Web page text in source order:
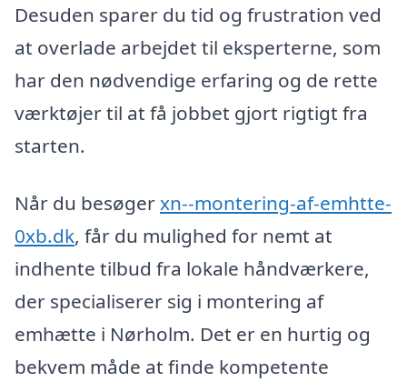
Desuden sparer du tid og frustration ved
at overlade arbejdet til eksperterne, som
har den nødvendige erfaring og de rette
værktøjer til at få jobbet gjort rigtigt fra
starten.
Når du besøgerxn--montering-af-emhtte-
0xb.dk, får du mulighed for nemt at
indhente tilbud fra lokale håndværkere,
der specialiserer sig i montering af
emhætte i Nørholm. Det er en hurtig og
bekvem måde at finde kompetente